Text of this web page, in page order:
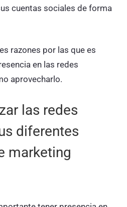
cuentas sociales de forma
razones por las que es
en las redes
aprovecharlo.
las redes
diferentes
marketing